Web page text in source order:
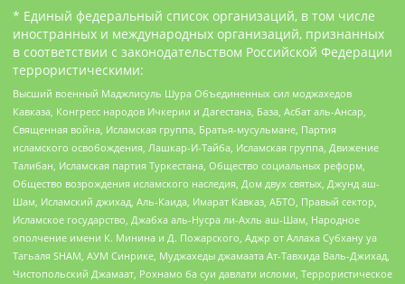
* Единый федеральный список организаций, в том числе
иностранных и международных организаций, признанных
в соответствии с законодательством Российской Федерации
террористическими:
Высший военный Маджлисуль Шура Объединенных сил моджахедов
Кавказа, Конгресс народов Ичкерии и Дагестана, База, Асбат аль-Ансар,
Священная война, Исламская группа, Братья-мусульмане, Партия
исламского освобождения, Лашкар-И-Тайба, Исламская группа, Движение
Талибан, Исламская партия Туркестана, Общество социальных реформ,
Общество возрождения исламского наследия, Дом двух святых, Джунд аш-
Шам, Исламский джихад, Аль-Каида, Имарат Кавказ, АБТО, Правый сектор,
Исламское государство, Джабха аль-Нусра ли-Ахль аш-Шам, Народное
ополчение имени К. Минина и Д. Пожарского, Аджр от Аллаха Субхану уа
Тагьаля SHAM, АУМ Синрике, Муджахеды джамаата Ат-Тавхида Валь-Джихад,
Чистопольский Джамаат, Рохнамо ба суи давлати исломи, Террористическое